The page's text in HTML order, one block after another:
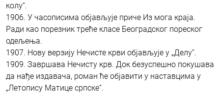
колу“.
1906. У часописима објављује приче Из мога краја.
Ради као порезник треће класе Београдског пореског
одељења.
1907. Нову верзију Нечисте крви објављује у „Делу“.
1909. Завршава Нечисту крв. Док безуспешно покушава
да нађе издавача, роман ће објавити у наставцима у
„Летопису Матице српске“.